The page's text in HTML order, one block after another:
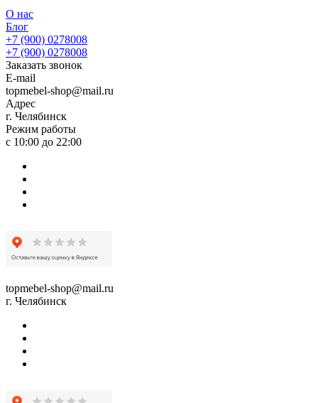
О нас
Блог
+7 (900) 0278008
+7 (900) 0278008
Заказать звонок
E-mail
topmebel-shop@mail.ru
Адрес
г. Челябинск
Режим работы
с 10:00 до 22:00
topmebel-shop@mail.ru
г. Челябинск